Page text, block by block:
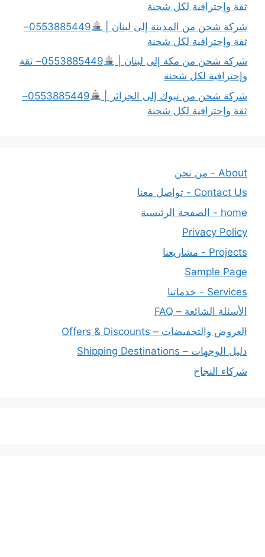
ثقة وإحترافية لكل شحنة
شركة شحن من المدينة إلى لبنان |
0553885449–
ثقة وإحترافية لكل شحنة
شركة شحن من مكة إلى لبنان |
0553885449– ثقة
وإحترافية لكل شحنة
شركة شحن من تبوك إلى الجزائر |
0553885449–
ثقة وإحترافية لكل شحنة
About - من نحن
Contact Us - تواصل معنا
home - الصفحة الرئيسية
Privacy Policy
Projects - مشاريعنا
Sample Page
Services - خدماتنا
الأسئلة الشائعة – FAQ
العروض والتخفيضات – Offers & Discounts
دليل الوجهات – Shipping Destinations
شركاء النجاح